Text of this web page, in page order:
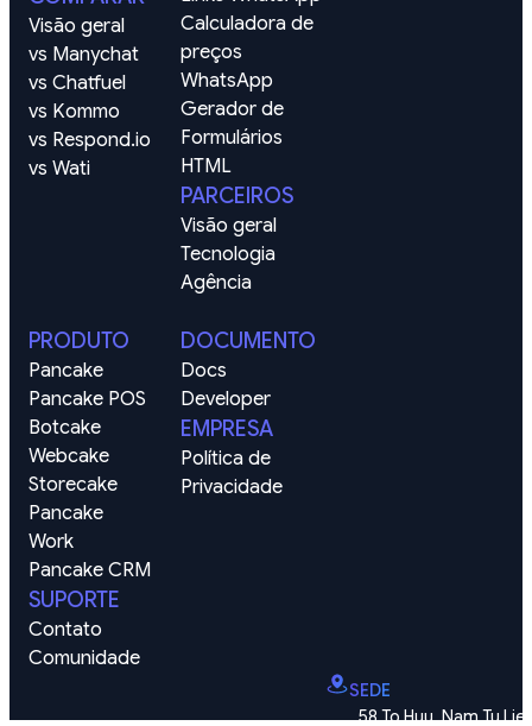
Visão geral
vs Manychat
vs Chatfuel
vs Kommo
vs Respond.io
vs Wati
Calculadora de
preços
WhatsApp
Gerador de
Formulários
HTML
PARCEIROS
Visão geral
Tecnologia
Agência
PRODUTO
Pancake
Pancake POS
Botcake
Webcake
Storecake
Pancake
Work
Pancake CRM
SUPORTE
Contato
Comunidade
DOCUMENTO
Docs
Developer
EMPRESA
Política de
Privacidade
SEDE
58 To Huu, Nam Tu